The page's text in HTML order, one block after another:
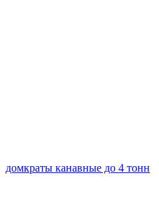
домкраты канавные до 4 тонн